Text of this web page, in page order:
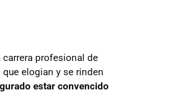
profesional de
elogian y se rinden
estar convencido